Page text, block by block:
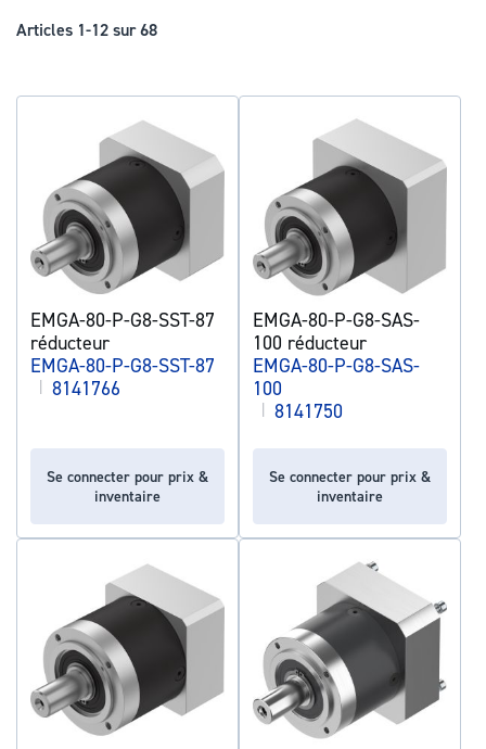
Articles 1-12 sur68
EMGA-80-P-G8-SST-87
réducteur
EMGA-80-P-G8-SST-87
| 8141766
Se connecter pour prix &
inventaire
EMGA-80-P-G8-SAS-
100 réducteur
EMGA-80-P-G8-SAS-
100
| 8141750
Se connecter pour prix &
inventaire